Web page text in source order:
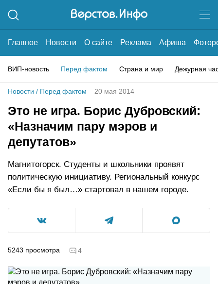
Главное Новости О сайте Реклама Афиша
ВИП-новость Перед фактом Страна и мир Дежурная
Новости / Перед фактом 20 мая 2014
Это не игра. Борис Дубровский:
«Назначим пару мэров и
депутатов»
Магнитогорск. Студенты и школьники проявят
политическую инициативу. Региональный конкурс
«Если бы я был…» стартовал в нашем городе.
5243 просмотра 4